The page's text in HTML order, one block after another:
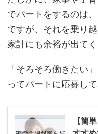
でパートをするのは
ですが、それを乗り
家計にも余裕が出てく
「そろそろ働きたい
ってパートに応募し
【簡